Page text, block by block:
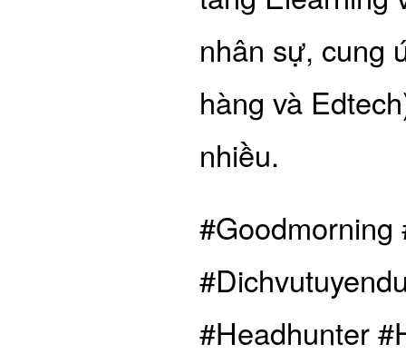
nhân sự, cung
hàng và
nhiều.
#Headhunter​